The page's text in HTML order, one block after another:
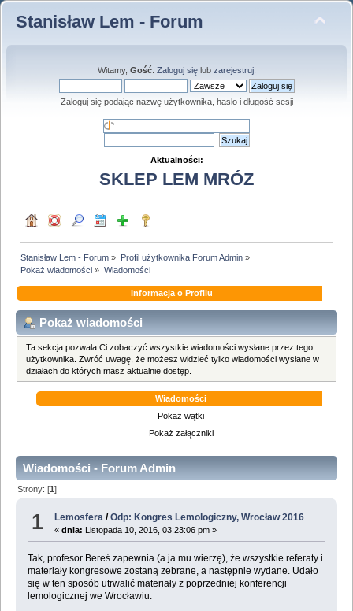
Stanisław Lem - Forum
Witamy, Gość. Zaloguj sięlub zarejestruj.
Zaloguj się podając nazwę użytkownika, hasło i długość sesji
Aktualności:
SKLEP LEM MRÓZ
Stanisław Lem - Forum » Profil użytkownika Forum Admin»
Pokaż wiadomości » Wiadomości
Informacja o Profilu
Pokaż wiadomości
Ta sekcja pozwala Ci zobaczyć wszystkie wiadomości wysłane przez tego
użytkownika. Zwróć uwagę, że możesz widzieć tylko wiadomości wysłane w
działach do których masz aktualnie dostęp.
Wiadomości
Pokaż wątki
Pokaż załączniki
Wiadomości - Forum Admin
Strony: [1]
1 Lemosfera /Odp: Kongres Lemologiczny, Wrocław 2016
«dnia: Listopada 10, 2016, 03:23:06 pm »
Tak, profesor Bereś zapewnia (a ja mu wierzę), że wszystkie referaty i
materiały kongresowe zostaną zebrane, a następnie wydane. Udało
się w ten sposób utrwalić materiały z poprzedniej konferencji
lemologicznej we Wrocławiu: